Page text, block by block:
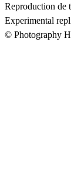
Reproduction de
Experimental
© Photography